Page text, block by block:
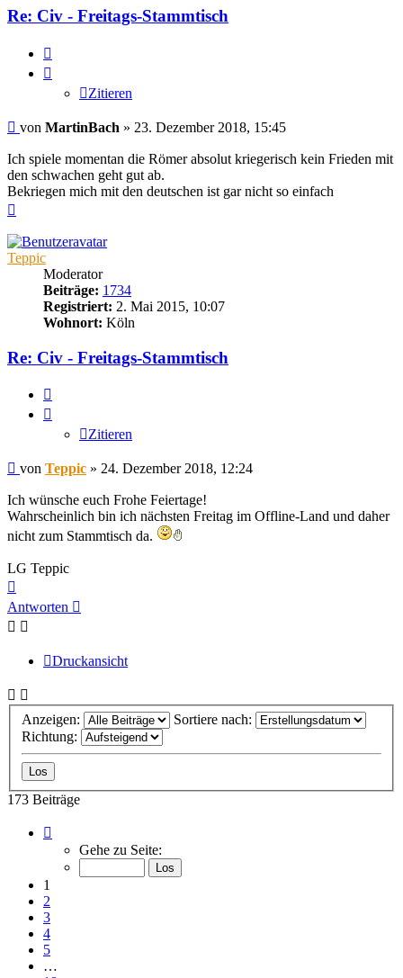
Re: Civ - Freitags-Stammtisch
Zitieren
Beitrag
von MartinBach » 23. Dezember 2018, 15:45
Ich spiele momentan die Römer absolut kriegerisch kein Frieden mit
den schwachen geht gut ab.
Bekriegen mich mit den deutschen ist gar nicht so einfach
Teppic
Moderator
Beiträge: 1734
Registriert: 2. Mai 2015, 10:07
Wohnort: Köln
Re: Civ - Freitags-Stammtisch
Zitieren
Beitrag
von Teppic » 24. Dezember 2018, 12:24
Ich wünsche euch Frohe Feiertage!
Wahrscheinlich bin ich nächsten Freitag im Offline-Land und daher
nicht zum Stammtisch da.
LG Teppic
oben
Antworten
Druckansicht
Anzeigen:
Sortiere nach:
Richtung:
173 Beiträge
von
Gehe zu Seite:
1
2
3
4
5
…